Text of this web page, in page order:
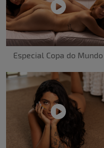
Especial Copa do Mundo